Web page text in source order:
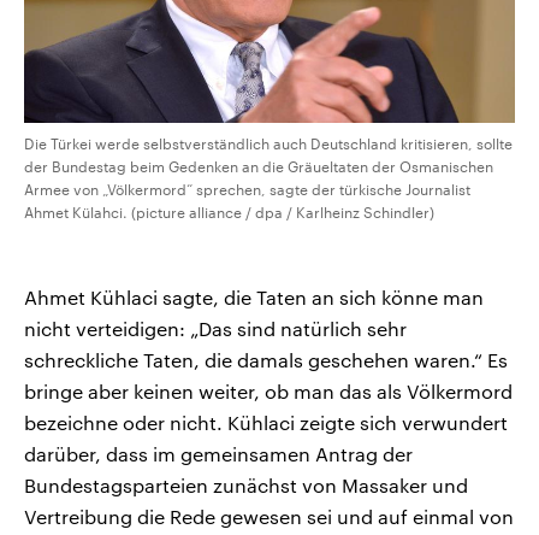
Die Türkei werde selbstverständlich auch Deutschland kritisieren, sollte
der Bundestag beim Gedenken an die Gräueltaten der Osmanischen
Armee von „Völkermord“ sprechen, sagte der türkische Journalist
Ahmet Külahci. (picture alliance / dpa / Karlheinz Schindler)
Ahmet Kühlaci sagte, die Taten an sich könne man
nicht verteidigen: „Das sind natürlich sehr
schreckliche Taten, die damals geschehen waren.“ Es
bringe aber keinen weiter, ob man das als Völkermord
bezeichne oder nicht. Kühlaci zeigte sich verwundert
darüber, dass im gemeinsamen Antrag der
Bundestagsparteien zunächst von Massaker und
Vertreibung die Rede gewesen sei und auf einmal von